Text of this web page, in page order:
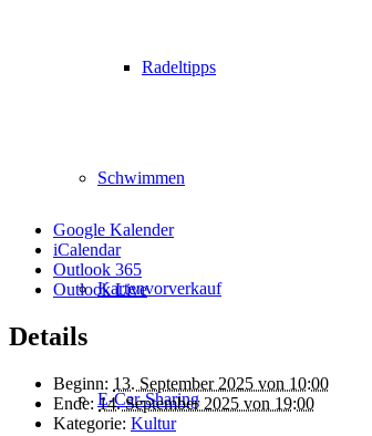
Radeltipps
Schwimmen
Kartenvorverkauf
E-Car-Sharing
Google Kalender
iCalendar
Outlook 365
Outlook Live
Details
Beginn: 13. September 2025 von 10:00
Ende: 14. September 2025 von 19:00
Kategorie: Kultur